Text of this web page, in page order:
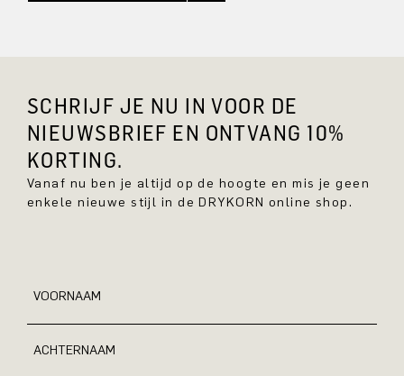
SCHRIJF JE NU IN VOOR DE
NIEUWSBRIEF EN ONTVANG 10%
KORTING.
Vanaf nu ben je altijd op de hoogte en mis je geen
enkele nieuwe stijl in de DRYKORN online shop.
VOORNAAM
ACHTERNAAM